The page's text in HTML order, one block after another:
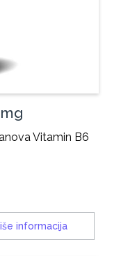
Vitamin B6
informacija